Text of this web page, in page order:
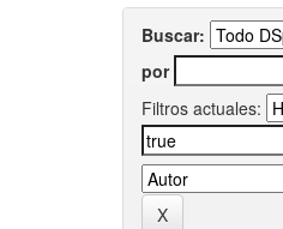
Buscar:
por
Filtros actuales: